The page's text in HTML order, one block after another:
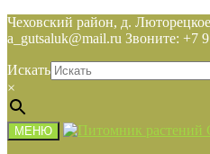
Чеховский район, д.
a_gutsaluk@mail.ru Звоните: +7
Искать
×
МЕНЮ